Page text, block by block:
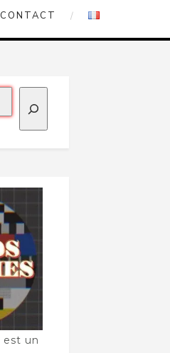
CONTACT
est un